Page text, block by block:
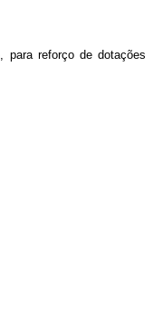
para reforço de dotações